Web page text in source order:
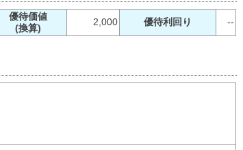
優待価値
(換算)
2,000 優待利回り --